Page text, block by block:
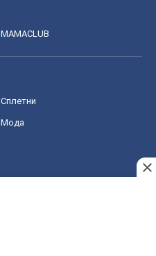
MAMACLUB
Сплетни
Мода